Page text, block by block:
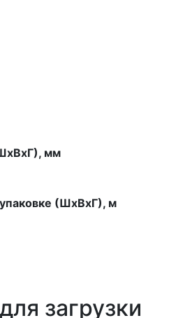
мм
(ШхВхГ), м
загрузки